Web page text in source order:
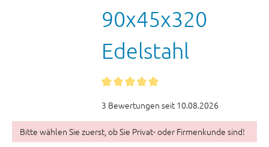
90x45x320
Edelstahl
3 Bewertungen seit 10.08.2026
Bitte wählen Sie zuerst, ob Sie Privat- oder Firmenkunde sind!